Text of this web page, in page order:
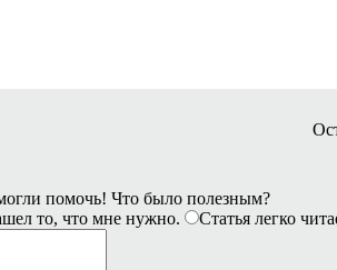
помочь! Что было полезным?
то, что мне нужно.
Статья легко